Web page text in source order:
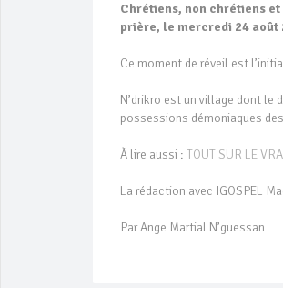
Chrétiens, non chrétiens
prière, le mercredi 24
Ce moment de réveil est
N’drikro est un village dont
possessions démoniaques
À lire aussi : TOUT SUR LE
La rédaction avec IGOSPEL
Par Ange Martial N’guessan